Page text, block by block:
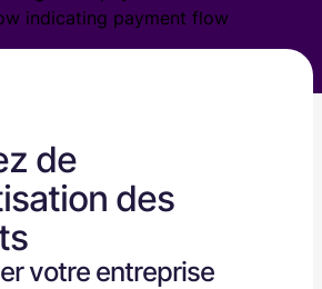
de
des
votre entreprise